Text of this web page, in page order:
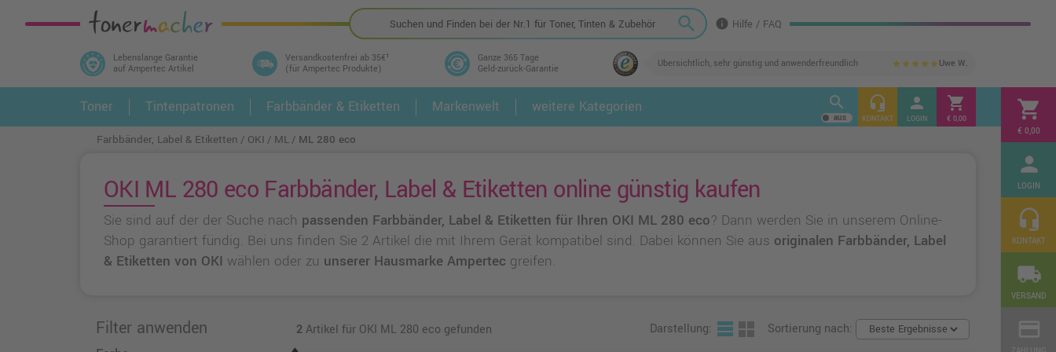
search info Hilfe / FAQ
Lebenslange Garantie
auf Ampertec Artikel
Versandkostenfrei ab 35€¹
(für Ampertec Produkte)
Ganze 365 Tage
Geld-zurück-Garantie
Übersichtlich, sehr günstig und anwenderfreundlich star star star star star Uwe W.
shopping_cart
€ 0,00
person
LOGIN
headset_mic
KONTAKT
local_shipping
VERSAND
In 3 einfachen Schritten ihr Druckermodell
und alle dazu passenden Artikel finden ➤ 1. 2.
Toner Tintenpatronen Farbbänder & Etiketten Markenwelt weitere Kategorien search headset_mic
KONTAKT
person
LOGIN
shopping_cart
€ 0,00
Farbbänder, Label & Etiketten OKI ML ML 280 eco
OKI ML 280 eco Farbbänder, Label & Etiketten online günstig kaufen
Sie sind auf der der Suche nach passenden Farbbänder, Label & Etiketten für Ihren OKI ML 280 eco? Dann werden Sie in unserem Online-
Shop garantiert fündig. Bei uns finden Sie 2 Artikel die mit Ihrem Gerät kompatibel sind. Dabei können Sie aus originalen Farbbänder, Label
& Etiketten von OKI wählen oder zu unserer Hausmarke Ampertec greifen.
Filter anwenden 2Artikel für OKI ML 280 eco gefunden Darstellung: Sortierung nach: